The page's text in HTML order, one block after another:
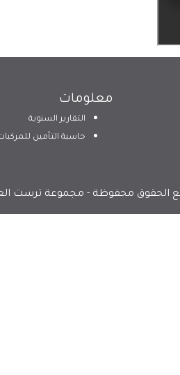
معلومات
التقارير السنوية
حاسبة التأمين
محفوظة - مجموعة ترست العالمية